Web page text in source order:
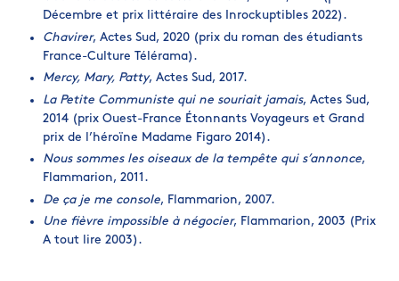
Décembre et prix littéraire des Inrockuptibles 2022).
Chavirer, Actes Sud, 2020 (prix du roman des étudiants
France-Culture Télérama).
Mercy, Mary, Patty, Actes Sud, 2017.
La Petite Communiste qui ne souriait jamais, Actes Sud,
2014 (prix Ouest-France Étonnants Voyageurs et Grand
prix de l’héroïne Madame Figaro 2014).
Nous sommes les oiseaux de la tempête qui s’annonce,
Flammarion, 2011.
De ça je me console, Flammarion, 2007.
Une fièvre impossible à négocier, Flammarion, 2003 (Prix
A tout lire 2003).